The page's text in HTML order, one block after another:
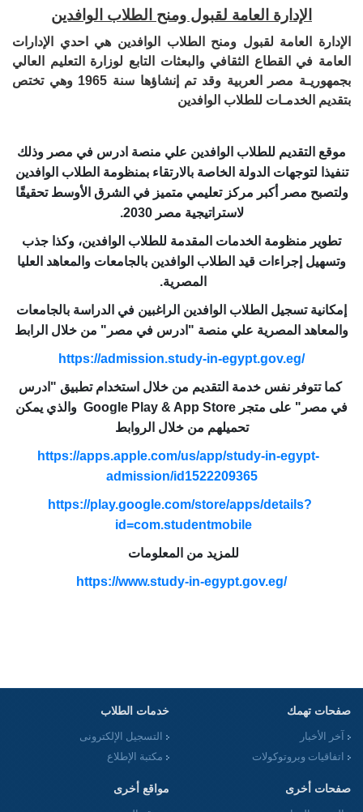
الإدارة العامة لقبول ومنح الطلاب الوافدين
الإدارة العامة لقبول ومنح الطلاب الوافدين هي احدي الإدارات
العامة في القطاع الثقافي والبعثات التابع لوزارة التعليم العالي
بجمهوريـة مصر العربية وقد تم إنشاؤها سنة 1965 وهي تختص
بتقديم الخدمـات للطلاب الوافدين
موقع التقديم للطلاب الوافدين علي منصة ادرس في مصر وذلك
تنفيذا لتوجهات الدولة الخاصة بالارتقاء بمنظومة الطلاب الوافدين
ولتصبح مصر أكبر مركز تعليمي متميز في الشرق الأوسط تحقيقًا
لاستراتيجية مصر 2030
.
تطوير منظومة الخدمات المقدمة للطلاب الوافدين، وكذا جذب
وتسهيل إجراءات قيد الطلاب الوافدين بالجامعات والمعاهد العليا
المصرية.
إمكانية تسجيل الطلاب الوافدين الراغبين في الدراسة بالجامعات
والمعاهد المصرية علي منصة "ادرس في مصر" من خلال الرابط
https://admission.study-in-egypt.gov.eg/
كما تتوفر نفس خدمة التقديم من خلال استخدام تطبيق "ادرس
في مصر" على متجر
والذي يمكن
تحميلهم من خلال الروابط
https://apps.apple.com/us/app/study-in-egypt-
admission/id1522209365
https://play.google.com/store/apps/details?
id=com.studentmobile
للمزيد من المعلومات
https://www.study-in-egypt.gov.eg/
صفحات تهمك
آخر الأخبار
اتفاقيات وبروتوكولات
خدمات الطلاب
التسجيل الإلكترونى
مكتبة الإطلاع
صفحات أخرى مواقع أخرى